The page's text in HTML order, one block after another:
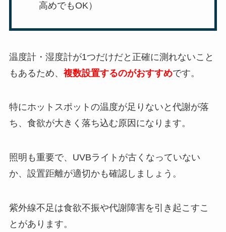
高めでもOK）
温度計・湿度計が1つだけだと正確に測れないこと
もあるため、 複数設置するのがおすすめです。
特にホットスポットの温度が足りないと代謝が落
ち、食欲が大きく落ち込む原因になります。
照明も重要で、UVBライトが古くなっていない
か、設置距離が適切かも確認しましょう。
紫外線不足は食欲不振や代謝障害を引き起こすこ
とがあります。